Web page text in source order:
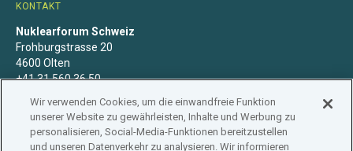
KONTAKT
Nuklearforum Schweiz
Frohburgstrasse 20
4600 Olten
+41 31 560 36 50
info@nuklearforum.ch
Wir verwenden Cookies, um die einwandfreie Funktion
unserer Website zu gewährleisten, Inhalte und Werbung zu
personalisieren, Social-Media-Funktionen bereitzustellen
und unseren Datenverkehr zu analysieren. Wir informieren